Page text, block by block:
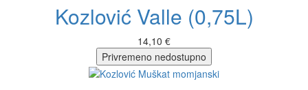
Kozlović Valle (0,75L)
14,10 €
Privremeno nedostupno